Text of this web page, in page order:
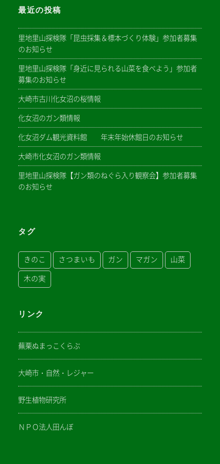
最近の投稿
里地里山探検隊「昆虫採集＆標本づくり体験」参加者募集
のお知らせ
里地里山探検隊「身近に見られる山菜を食べよう」参加者
募集のお知らせ
大崎市古川化女沼の桜情報
化女沼のガン類情報
化女沼ダム観光資料館 年末年始休館日のお知らせ
大崎市化女沼のガン類情報
里地里山探検隊【ガン類のねぐら入り観察会】参加者募集
のお知らせ
タグ
きのこ さつまいも ガン マガン 山菜
木の実
リンク
蕪栗ぬまっこくらぶ
大崎市・自然・レジャー
野生植物研究所
ＮＰＯ法人田んぼ